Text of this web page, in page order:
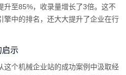
升至85%，收录量增长了3倍。这不
擎中的排名，还大大提升了企业在行
启示
这个机械企业站的成功案例中汲取经